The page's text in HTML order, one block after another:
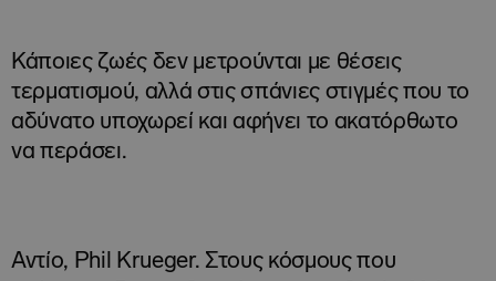
Κάποιες ζωές δεν μετρούνται με θέσεις
τερματισμού, αλλά στις σπάνιες στιγμές που το
αδύνατο υποχωρεί και αφήνει το ακατόρθωτο
να περάσει.
Αντίο, Phil Krueger. Στους κόσμους που